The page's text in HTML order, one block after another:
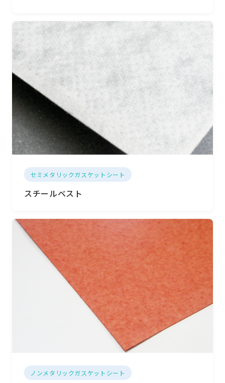
セミメタリックガスケットシート
スチールベスト
ノンメタリックガスケットシート